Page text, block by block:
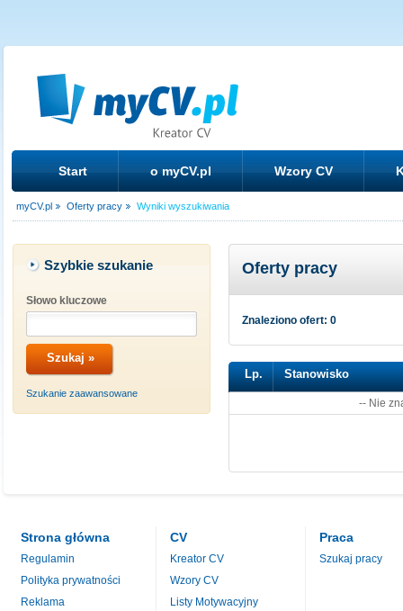
Start o myCV.pl Wzory CV
myCV.pl Oferty pracy Wyniki wyszukiwania
Szybkie szukanie
Słowo kluczowe
Szukanie zaawansowane
Oferty pracy
Znaleziono ofert: 0
Lp. Stanowisko
-- Nie
Strona główna
Regulamin
Polityka prywatności
Reklama
CV
Kreator CV
Wzory CV
Listy Motywacyjny
Praca
Szukaj pracy